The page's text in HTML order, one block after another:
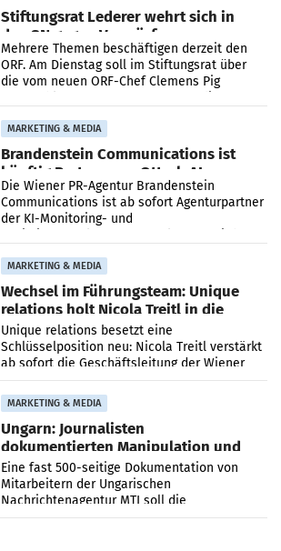
Stiftungsrat Lederer wehrt sich in
den SN gegen Vorwürfe
Mehrere Themen beschäftigen derzeit den
ORF. Am Dienstag soll im Stiftungsrat über
die vom neuen ORF-Chef Clemens Pig
MARKETING & MEDIA
Brandenstein Communications ist
künftig Partner von OtterlyAI
Die Wiener PR-Agentur Brandenstein
Communications ist ab sofort Agenturpartner
der KI-Monitoring- und
MARKETING & MEDIA
Wechsel im Führungsteam: Unique
relations holt Nicola Treitl in die
Geschäftsleitung
Unique relations besetzt eine
Schlüsselposition neu: Nicola Treitl verstärkt
ab sofort die Geschäftsleitung der Wiener
PR-Agentur an der Seite von Josef Kalina und
Anna Kalina-Mahr.
MARKETING & MEDIA
Ungarn: Journalisten
dokumentierten Manipulation und
Zensur
Eine fast 500-seitige Dokumentation von
Mitarbeitern der Ungarischen
Nachrichtenagentur MTI soll die
systematische Nachrichten-Manipulation und